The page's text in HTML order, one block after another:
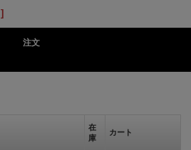
注文
在
庫
カート